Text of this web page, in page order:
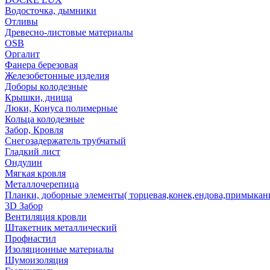
Водосточка, дымники
Отливы
Древесно-листовые материалы
OSB
Оргалит
Фанера березовая
Железобетонные изделия
Доборы колодезные
Крышки, днища
Люки, Конуса полимерные
Кольца колодезные
Забор, Кровля
Снегозадержатель трубчатый
Гладкий лист
Ондулин
Мягкая кровля
Металлочерепица
Планки, доборные элементы(
3D Забор
Вентиляция кровли
Штакетник металлический
Профнастил
Изоляционные материалы
Шумоизоляция